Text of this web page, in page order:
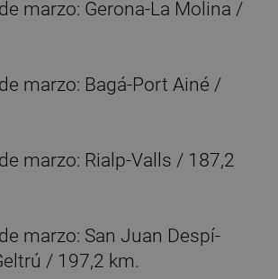
marzo: Gerona-La Molina /
marzo: Bagá-Port Ainé /
marzo: Rialp-Valls / 187,2
marzo: San Juan Despí-
/ 197,2 km.